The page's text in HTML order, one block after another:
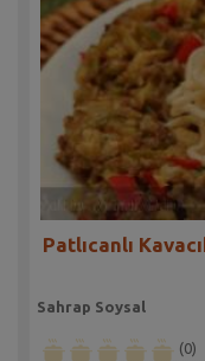
Patlıcanlı
Sahrap Soysal
(0)